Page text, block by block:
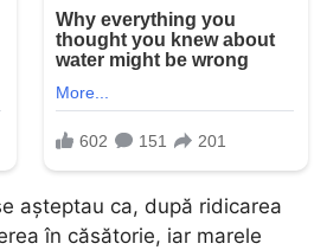
așteptau ca, după ridicarea
în căsătorie, iar marele